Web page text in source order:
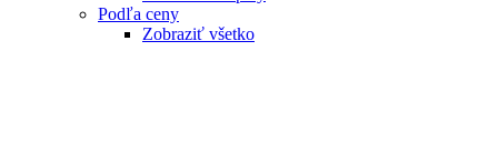
Podľa ceny
Zobraziť všetko